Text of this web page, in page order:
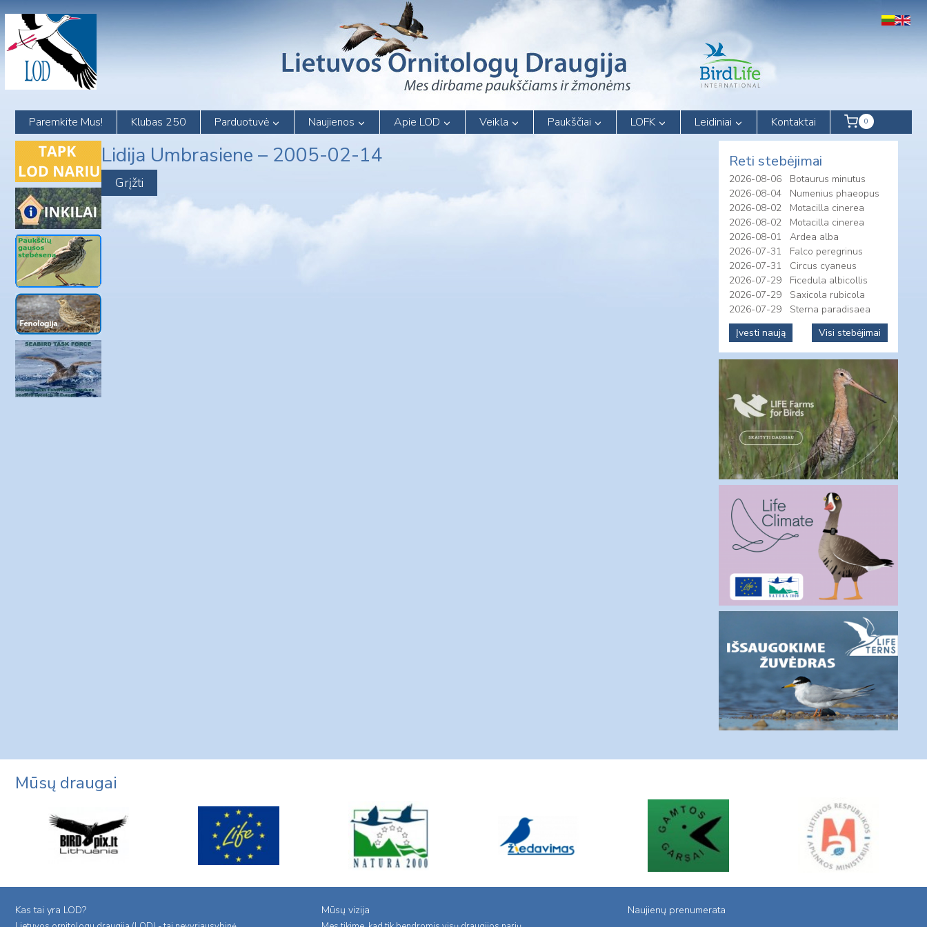
content
Paremkite Mus! Klubas 250 Parduotuvė Naujienos Apie LOD Veikla Paukščiai LOFK Leidiniai Kontaktai 0
Lidija Umbrasiene – 2005-02-14 Reti stebėjimai
2026-08-06
Botaurus minutus
2026-08-04
Numenius phaeopus
2026-08-02
Motacilla cinerea
2026-08-02
Motacilla cinerea
2026-08-01
Ardea alba
2026-07-31
Falco peregrinus
2026-07-31
Circus cyaneus
2026-07-29
Ficedula albicollis
2026-07-29
Saxicola rubicola
2026-07-29
Sterna paradisaea
Įvesti naują
Visi stebėjimai
Mūsų draugai
Kas tai yra LOD? Mūsų vizija Naujienų prenumerata